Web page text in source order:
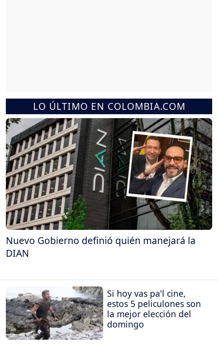
LO ÚLTIMO EN COLOMBIA.COM
Nuevo Gobierno definió quién manejará la
DIAN
Si hoy vas pa'l cine,
estos 5 peliculones son
la mejor elección del
domingo